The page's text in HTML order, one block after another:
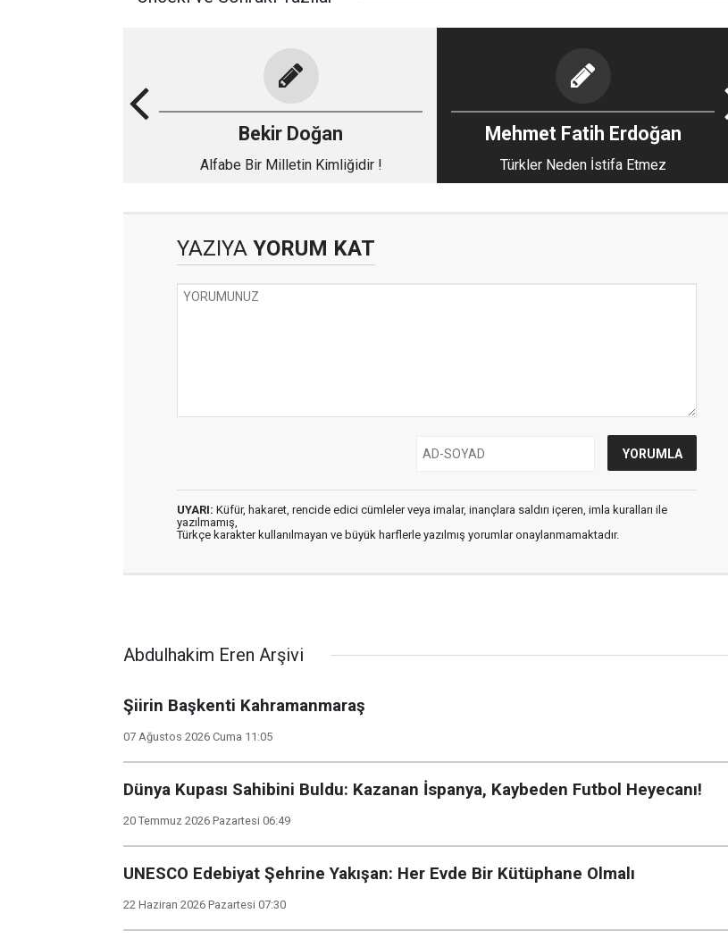
Bekir Doğan
Alfabe Bir Milletin Kimliğidir !
Mehmet Fatih Erdoğan
Türkler Neden İstifa Etmez
YAZIYA YORUM KAT
UYARI: Küfür, hakaret, rencide edici cümleler veya imalar, inançlara saldırı içeren, imla kuralları ile
yazılmamış,
Türkçe karakter kullanılmayan ve büyük harflerle yazılmış yorumlar onaylanmamaktadır.
Abdulhakim Eren Arşivi
Şiirin Başkenti Kahramanmaraş
07 Ağustos 2026 Cuma 11:05
Dünya Kupası Sahibini Buldu: Kazanan İspanya, Kaybeden Futbol Heyecanı!
20 Temmuz 2026 Pazartesi 06:49
UNESCO Edebiyat Şehrine Yakışan: Her Evde Bir Kütüphane Olmalı
22 Haziran 2026 Pazartesi 07:30